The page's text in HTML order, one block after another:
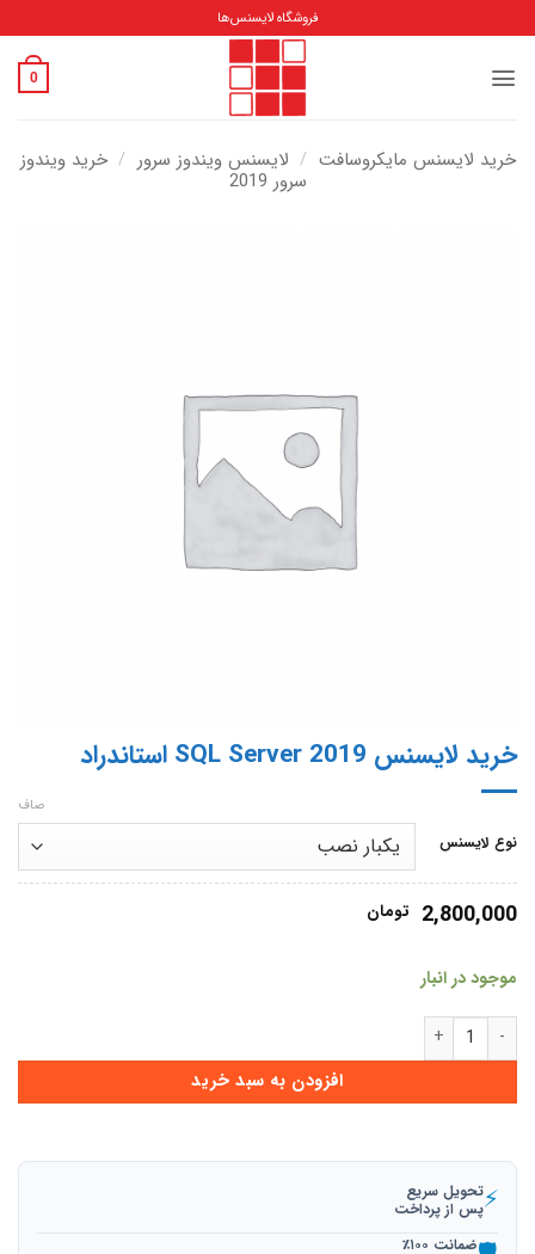
content
فروشگاه لایسنس‌ها
0
خرید لایسنس مایکروسافت / لایسنس ویندوز سرور / خرید ویندوز
سرور 2019
خرید لایسنس SQL Server 2019 استاندراد
نوع لایسنس
صاف
2,800,000 تومان
موجود در انبار
خرید لایسنس SQL Server 2019 استاندراد عدد
افزودن به سبد خرید
⚡تحویل سریع
پس از پرداخت
ضمانت ۱۰۰٪